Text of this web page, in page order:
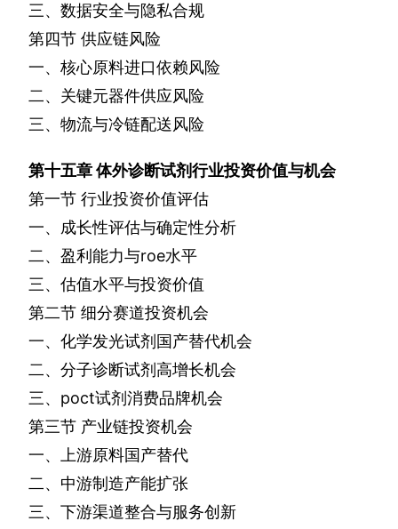
三、数据安全与隐私合规
第四节 供应链风险
一、核心原料进口依赖风险
二、关键元器件供应风险
三、物流与冷链配送风险
第十五章体外诊断试剂行业投资价值与机会
第一节 行业投资价值评估
一、成长性评估与确定性分析
二、盈利能力与roe水平
三、估值水平与投资价值
第二节 细分赛道投资机会
一、化学发光试剂国产替代机会
二、分子诊断试剂高增长机会
三、 poct试剂消费品牌机会
第三节 产业链投资机会
一、上游原料国产替代
二、中游制造产能扩张
三、下游渠道整合与服务创新